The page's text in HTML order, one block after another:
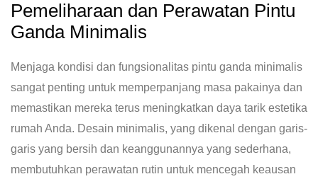
Pemeliharaan dan Perawatan Pintu
Ganda Minimalis
Menjaga kondisi dan fungsionalitas pintu ganda minimalis
sangat penting untuk memperpanjang masa pakainya dan
memastikan mereka terus meningkatkan daya tarik estetika
rumah Anda. Desain minimalis, yang dikenal dengan garis-
garis yang bersih dan keanggunannya yang sederhana,
membutuhkan perawatan rutin untuk mencegah keausan